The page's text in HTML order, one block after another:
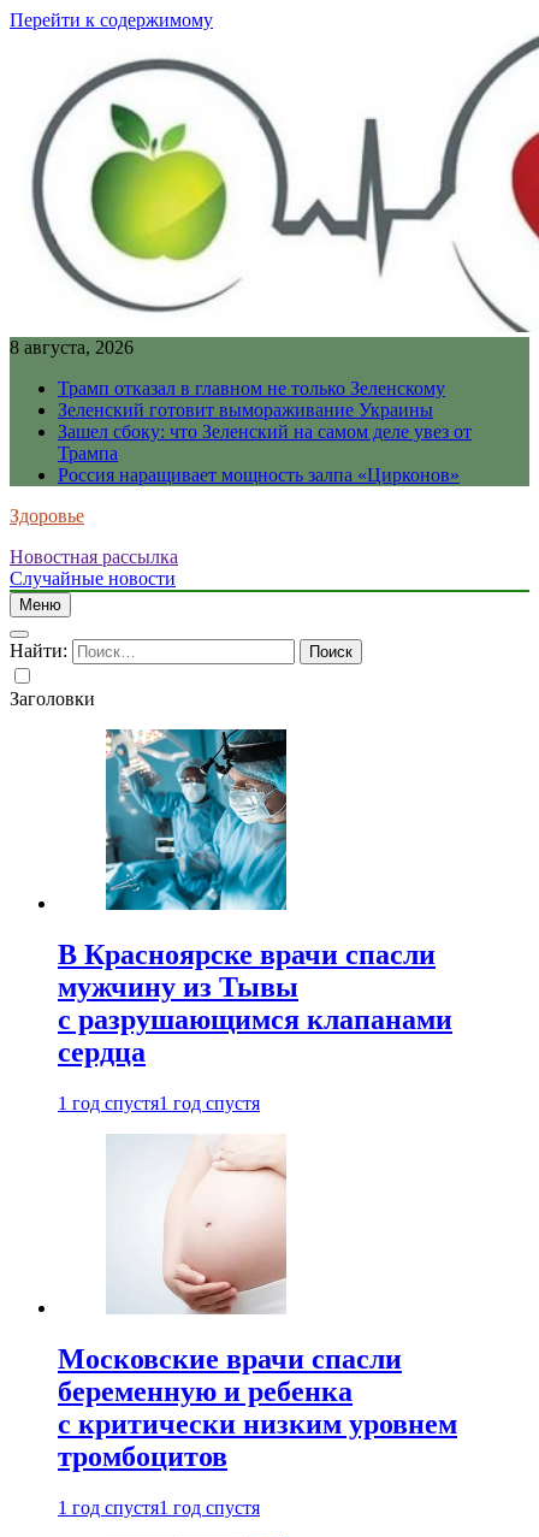
Перейти к содержимому
8 августа, 2026
Трамп отказал в главном не только Зеленскому
Зеленский готовит вымораживание Украины
Зашел сбоку: что Зеленский на самом деле увез от
Трампа
Россия наращивает мощность залпа «Цирконов»
Здоровье
Новостная рассылка
Случайные новости
Меню
Найти:
Заголовки
В Красноярске врачи спасли
мужчину из Тывы
с разрушающимся клапанами
сердца
1 год спустя1 год спустя
Московские врачи спасли
беременную и ребенка
с критически низким уровнем
тромбоцитов
1 год спустя1 год спустя